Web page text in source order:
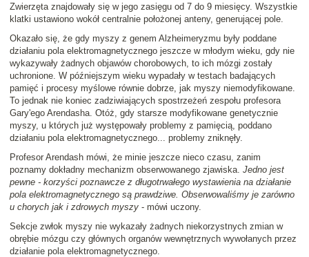
Zwierzęta znajdowały się w jego zasięgu od 7 do 9 miesięcy. Wszystkie
klatki ustawiono wokół centralnie położonej anteny, generującej pole.
Okazało się, że gdy myszy z genem Alzheimeryzmu były poddane
działaniu pola elektromagnetycznego jeszcze w młodym wieku, gdy nie
wykazywały żadnych objawów chorobowych, to ich mózgi zostały
uchronione. W późniejszym wieku wypadały w testach badających
pamięć i procesy myślowe równie dobrze, jak myszy niemodyfikowane.
To jednak nie koniec zadziwiających spostrzeżeń zespołu profesora
Gary'ego Arendasha. Otóż, gdy starsze modyfikowane genetycznie
myszy, u których już występowały problemy z pamięcią, poddano
działaniu pola elektromagnetycznego... problemy zniknęły.
Profesor Arendash mówi, że minie jeszcze nieco czasu, zanim
poznamy dokładny mechanizm obserwowanego zjawiska. Jedno jest
pewne - korzyści poznawcze z długotrwałego wystawienia na działanie
pola elektromagnetycznego są prawdziwe. Obserwowaliśmy je zarówno
u chorych jak i zdrowych myszy - mówi uczony.
Sekcje zwłok myszy nie wykazały żadnych niekorzystnych zmian w
obrębie mózgu czy głównych organów wewnętrznych wywołanych przez
działanie pola elektromagnetycznego.